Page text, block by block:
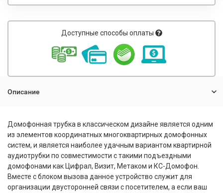
Доступные способы оплаты
Описание
Домофонная трубка в классическом дизайне является одним
из элементов координатных многоквартирных домофонных
систем, и является наиболее удачным вариантом квартирной
аудиотрубки по совместимости с такими подъездными
домофонами как Цифрал, Визит, Метаком и КС-Домофон.
Вместе с блоком вызова данное устройство служит для
организации двусторонней связи с посетителем, а если ваш